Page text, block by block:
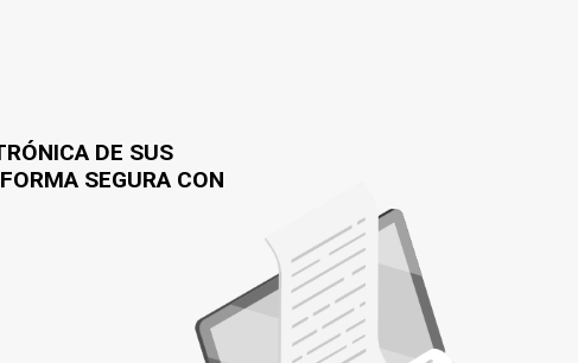
DE SUS
SEGURA CON